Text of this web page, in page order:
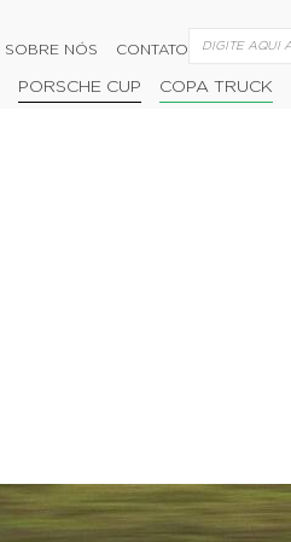
SOBRE NÓS CONTATO
PORSCHE CUP COPA TRUCK